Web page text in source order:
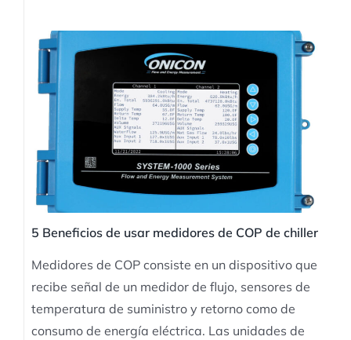
5 Beneficios de usar medidores de COP de chiller
Medidores de COP consiste en un dispositivo que
recibe señal de un medidor de flujo, sensores de
temperatura de suministro y retorno como de
consumo de energía eléctrica. Las unidades de